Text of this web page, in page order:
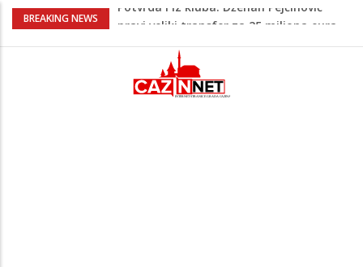
BREAKING NEWS
Psihijatrica: Ovo je greška koju većina
tinejdžerima
Ankara ograničava prolaz brodova kroz
Crno more zbog sve većih sigurnosnih